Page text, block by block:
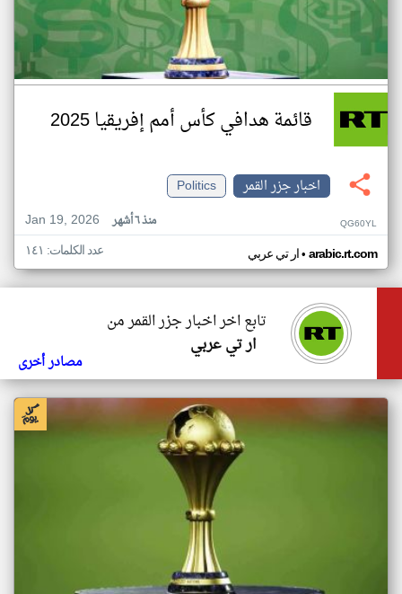
قائمة هدافي كأس أمم إفريقيا 2025
اخبار جزر القمر
Politics
Jan 19, 2026
منذ ٦ أشهر QG60YL
ار تي عربي• arabic.rt.com عدد الكلمات: ١٤١
تابع اخر اخبار جزر القمر من
ار تي عربي
مصادر أخرى